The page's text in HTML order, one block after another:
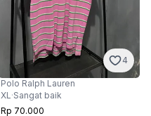
4
Polo Ralph Lauren
XL ·Sangat baik
Rp 70.000